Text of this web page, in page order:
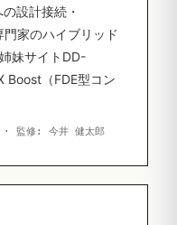
設計接続・
家のハイブリッド
妹サイトDD-
Boost（FDE型コン
監修: 今井 健太郎